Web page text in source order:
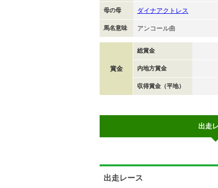
母の母 ダイナアクトレス
馬名意味 アンコール曲
賞金
総賞金
内地方賞金
収得賞金（平地）
出走
出走レース